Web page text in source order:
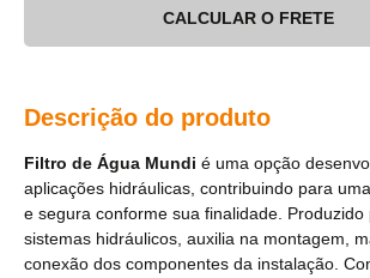
CALCULAR O FRETE
Descrição do produto
Filtro de Água Mundi é uma opção
aplicações hidráulicas, contribuindo para
e segura conforme sua finalidade.
sistemas hidráulicos, auxilia na montagem,
conexão dos componentes da instalação.